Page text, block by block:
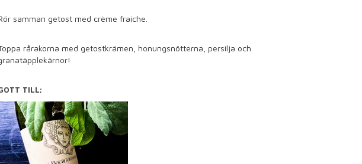
samman getost med crème fraiche.
rårakorna med getostkrämen, honungsnötterna, persilja och
TILL;